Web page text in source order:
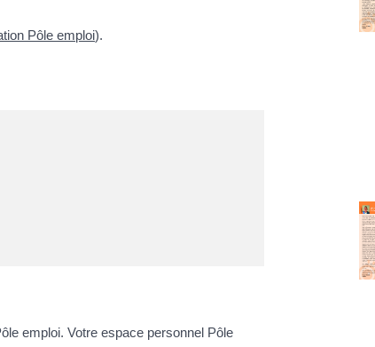
Pôle emploi).
emploi. Votre espace personnel Pôle